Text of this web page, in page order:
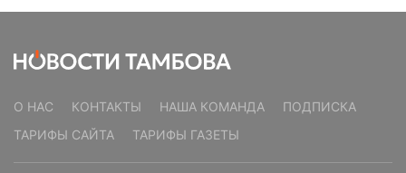
О НАС КОНТАКТЫ НАША КОМАНДА
ПОДПИСКА
ТАРИФЫ САЙТА
ТАРИФЫ ГАЗЕТЫ